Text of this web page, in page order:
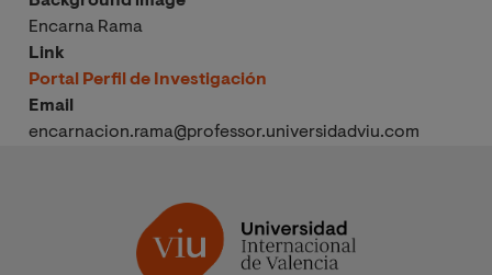
Encarna Rama
Link
Portal Perfil de Investigación
Email
encarnacion.rama@professor.universidadviu.com